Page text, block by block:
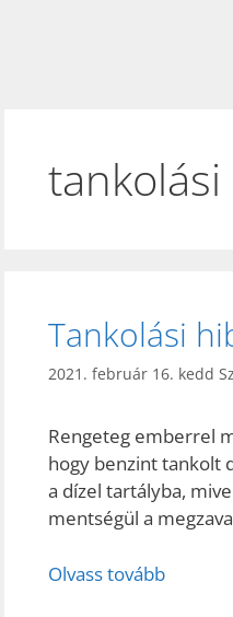
Tankolási
2021. február 16. kedd
Rengeteg emberrel
hogy benzint tankolt
a dízel tartályba,
mentségül a
Olvass tovább